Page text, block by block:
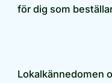
för dig som
Lokalkännedomen